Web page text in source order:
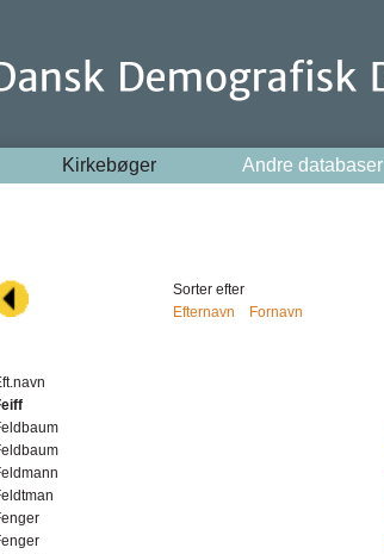
Kirkebøger Andre databaser
Sorter efter
Efternavn
Fornavn